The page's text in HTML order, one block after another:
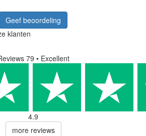
Geef beoordeling
klanten
79 • Excellent
4.9
more reviews